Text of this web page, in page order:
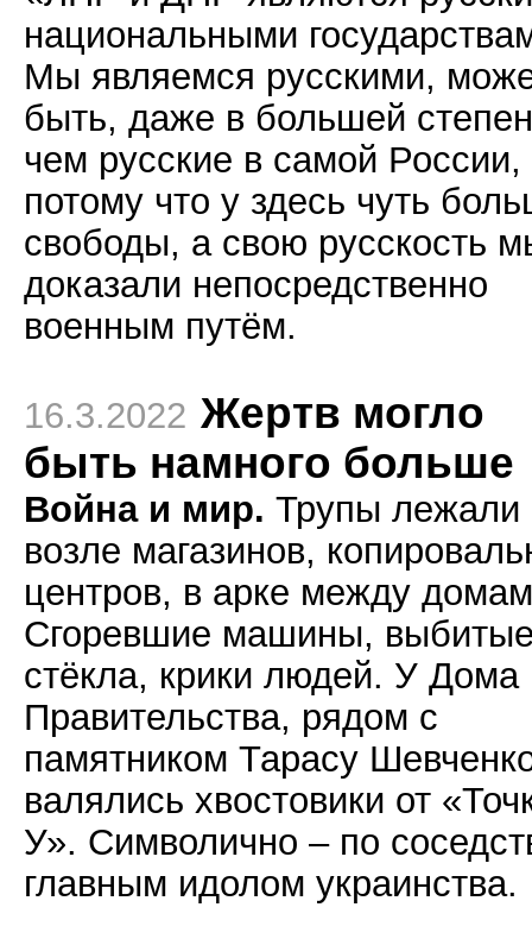
национальными
Мы являемся русскими,
быть, даже в большей
чем русские в самой России,
потому что у здесь чуть
свободы, а свою русскость
доказали непосредственно
военным путём.
16.3.2022 Жертв могло
быть намного больше
Война и мир. Трупы лежали
возле магазинов,
центров, в арке между
Сгоревшие машины,
стёкла, крики людей. У Дома
Правительства, рядом с
памятником Тарасу
валялись хвостовики от
У». Символично – по
главным идолом украинства.